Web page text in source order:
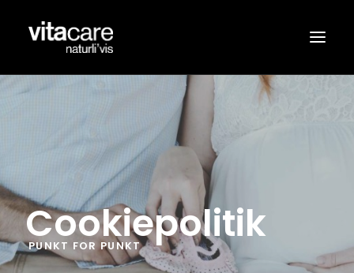
FORHANDLERE
NYHEDER
KONTAKT
Cookiepolitik
PUNKT FOR PUNKT